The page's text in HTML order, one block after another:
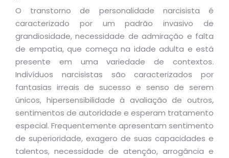
O transtorno de personalidade narcisista é
caracterizado por um padrão invasivo de
grandiosidade, necessidade de admiração e falta
de empatia, que começa na idade adulta e está
presente em uma variedade de contextos.
Indivíduos narcisistas são caracterizados por
fantasias irreais de sucesso e senso de serem
únicos, hipersensibilidade à avaliação de outros,
sentimentos de autoridade e esperam tratamento
especial. Frequentemente apresentam sentimento
de superioridade, exagero de suas capacidades e
talentos, necessidade de atenção, arrogância e